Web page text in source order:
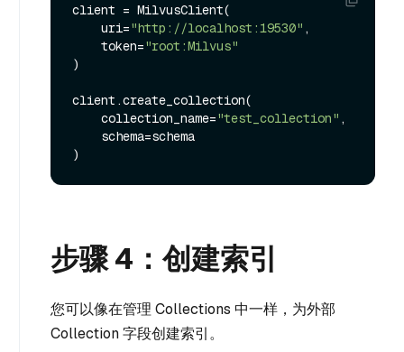
client = MilvusClient(
    uri=
"http://localhost:19530" ,
    token=
"root:Milvus"
)
client.create_collection(
    collection_name=
"test_collection" ,
步骤 4：创建索引
您可以像在管理 Collections 中一样，为外部
Collection 字段创建索引。